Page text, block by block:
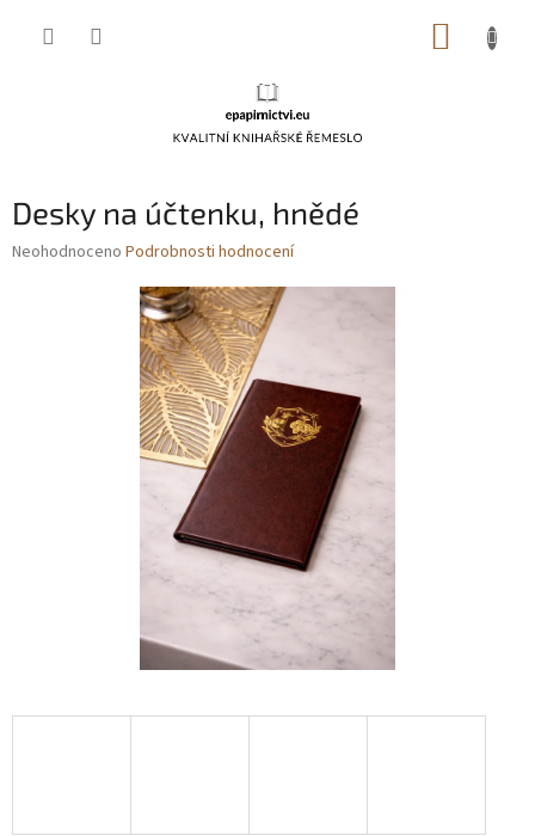
Desky na účtenku, hnědé
Průměrné
Neohodnoceno Podrobnosti hodnocení